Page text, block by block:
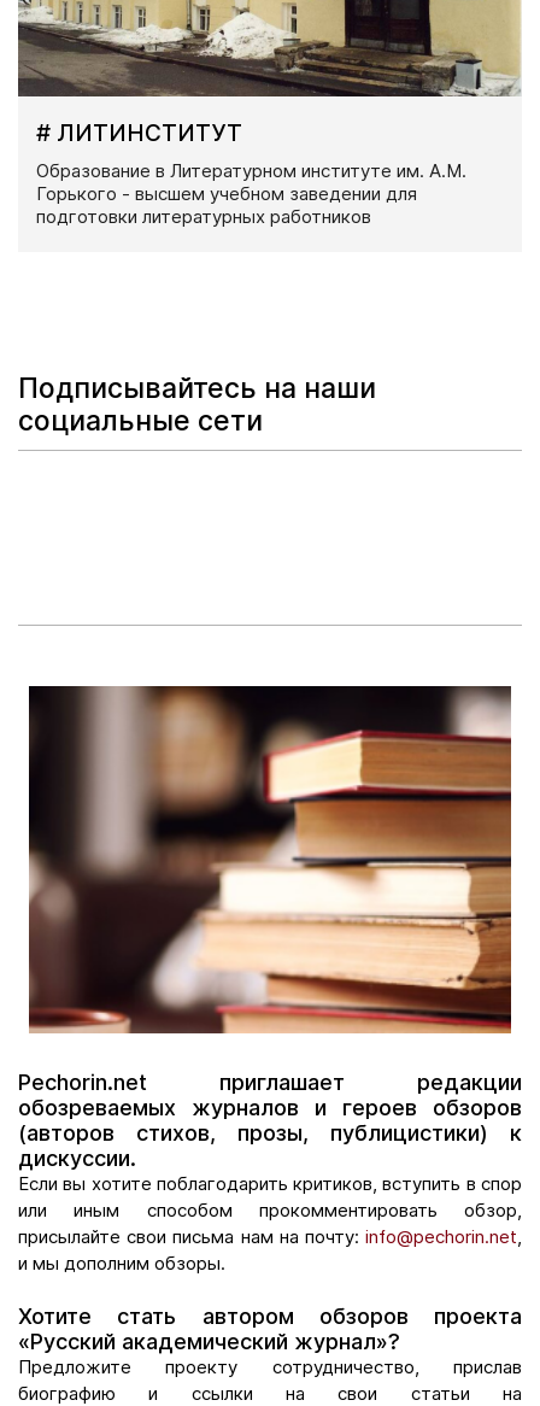
# ЛИТИНСТИТУТ
Образование в Литературном институте им. А.М.
Горького - высшем учебном заведении для
подготовки литературных работников
Подписывайтесь на наши
социальные сети
Pechorin.net приглашает редакции
обозреваемых журналов и героев обзоров
(авторов стихов, прозы, публицистики) к
дискуссии.
Если вы хотите поблагодарить критиков, вступить в спор
или иным способом прокомментировать обзор,
присылайте свои письма нам на почту: info@pechorin.net
и мы дополним обзоры.
Хотите стать автором обзоров проекта
«Русский академический журнал»?
Предложите проекту сотрудничество, прислав
биографию и ссылки на свои статьи на